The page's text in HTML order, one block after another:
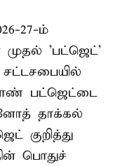
27-ம்
'பட்ஜெட்'
பட்ஜெட்டை
தாக்கல்
குறித்து
பொதுச்